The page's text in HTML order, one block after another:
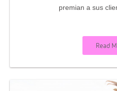
premian a sus
Read